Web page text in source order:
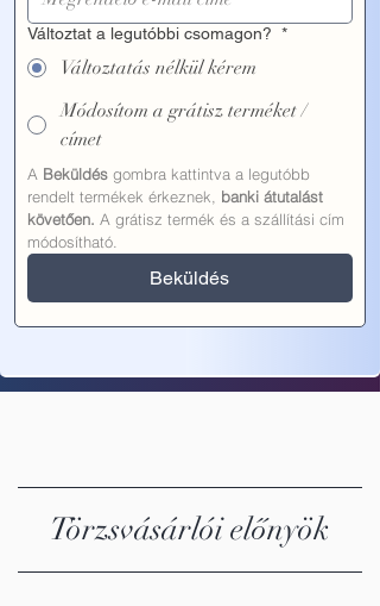
Változtat a legutóbbi csomagon? *
Változtatás nélkül kérem
Módosítom a grátisz terméket /
címet
A Beküldés gombra kattintva a legutóbb
rendelt termékek érkeznek, banki átutalást
követően. A grátisz termék és a szállítási cím
módosítható.
Beküldés
Törzsvásárlói előnyök